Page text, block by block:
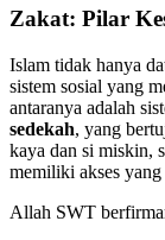
Zakat: Pilar
Islam tidak hanya
sistem sosial yang
antaranya adalah
sedekah, yang
kaya dan si miskin,
memiliki akses
Allah SWT